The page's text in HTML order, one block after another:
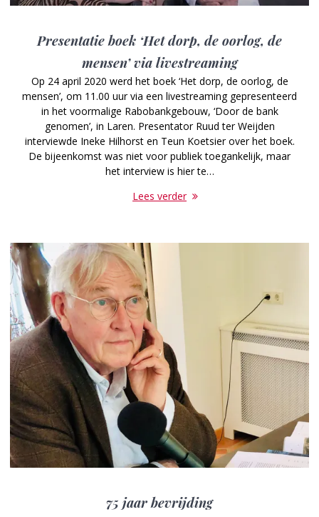
Presentatie boek ‘Het dorp, de oorlog, de
mensen’ via livestreaming
Op 24 april 2020 werd het boek ‘Het dorp, de oorlog, de
mensen’, om 11.00 uur via een livestreaming gepresenteerd
in het voormalige Rabobankgebouw, ‘Door de bank
genomen’, in Laren. Presentator Ruud ter Weijden
interviewde Ineke Hilhorst en Teun Koetsier over het boek.
De bijeenkomst was niet voor publiek toegankelijk, maar
het interview is hier te…
Lees verder
75 jaar bevrijding